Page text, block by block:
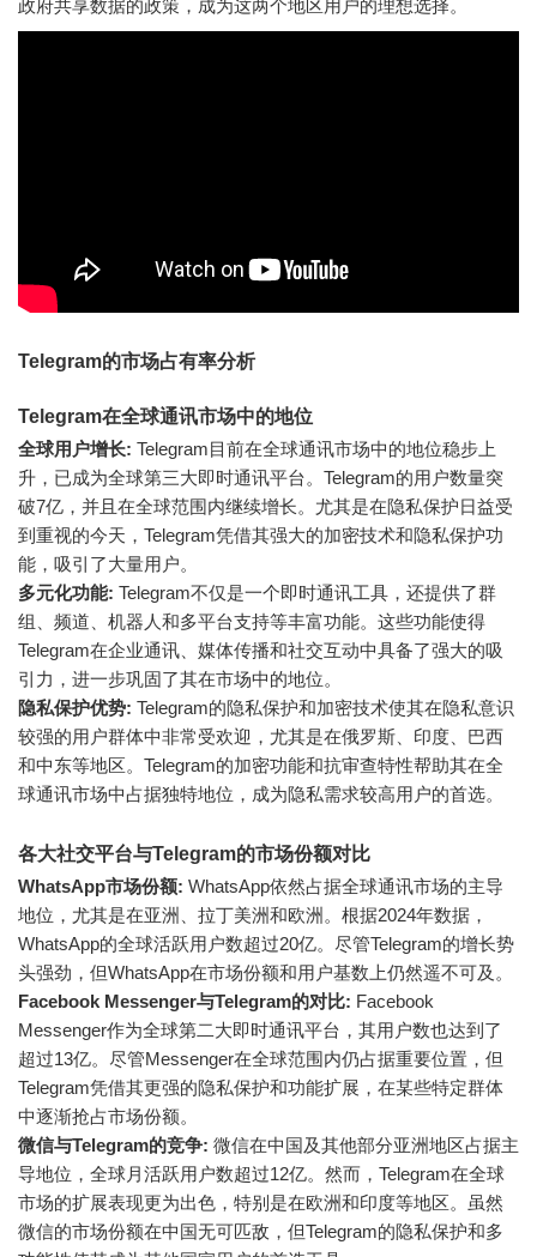
政府共享数据的政策，成为这两个地区用户的理想选择。
Telegram的市场占有率分析
Telegram在全球通讯市场中的地位
全球用户增长: Telegram目前在全球通讯市场中的地位稳步上
升，已成为全球第三大即时通讯平台。Telegram的用户数量突
破7亿，并且在全球范围内继续增长。尤其是在隐私保护日益受
到重视的今天，Telegram凭借其强大的加密技术和隐私保护功
能，吸引了大量用户。
多元化功能: Telegram不仅是一个即时通讯工具，还提供了群
组、频道、机器人和多平台支持等丰富功能。这些功能使得
Telegram在企业通讯、媒体传播和社交互动中具备了强大的吸
引力，进一步巩固了其在市场中的地位。
隐私保护优势: Telegram的隐私保护和加密技术使其在隐私意识
较强的用户群体中非常受欢迎，尤其是在俄罗斯、印度、巴西
和中东等地区。Telegram的加密功能和抗审查特性帮助其在全
球通讯市场中占据独特地位，成为隐私需求较高用户的首选。
各大社交平台与Telegram的市场份额对比
WhatsApp市场份额: WhatsApp依然占据全球通讯市场的主导
地位，尤其是在亚洲、拉丁美洲和欧洲。根据2024年数据，
WhatsApp的全球活跃用户数超过20亿。尽管Telegram的增长势
头强劲，但WhatsApp在市场份额和用户基数上仍然遥不可及。
Facebook Messenger与Telegram的对比: Facebook
Messenger作为全球第二大即时通讯平台，其用户数也达到了
超过13亿。尽管Messenger在全球范围内仍占据重要位置，但
Telegram凭借其更强的隐私保护和功能扩展，在某些特定群体
中逐渐抢占市场份额。
微信与Telegram的竞争: 微信在中国及其他部分亚洲地区占据主
导地位，全球月活跃用户数超过12亿。然而，Telegram在全球
市场的扩展表现更为出色，特别是在欧洲和印度等地区。虽然
微信的市场份额在中国无可匹敌，但Telegram的隐私保护和多